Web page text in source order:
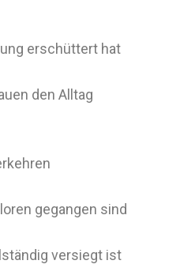
erschüttert hat
den Alltag
gegangen sind
versiegt ist